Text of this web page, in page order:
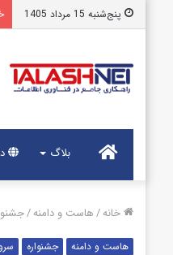
پنج‌شنبه 15 مرداد 1405
خانه بلاگ
خانه/ هاست و دامنه/
هاست و دامنه جشنواره